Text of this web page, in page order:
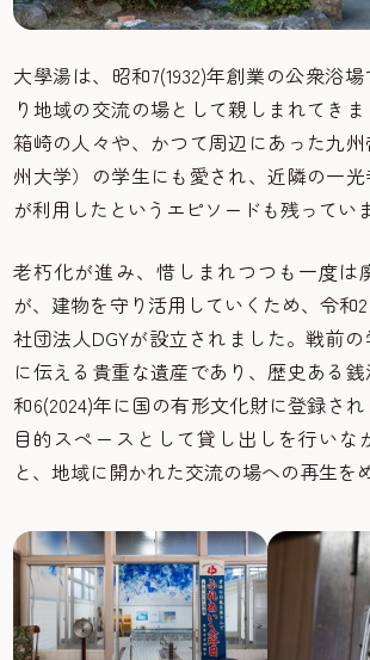
大學湯は、昭和7(1932)年創業の公衆浴
り地域の交流の場として親しまれてき
箱崎の人々や、かつて周辺にあった九
州大学）の学生にも愛され、近隣の一
が利用したというエピソードも残ってい
老朽化が進み、惜しまれつつも一度は
が、建物を守り活用していくため、令和
社団法人DGYが設立されました。戦前
に伝える貴重な遺産であり、歴史ある
和6(2024)年に国の有形文化財に登録さ
目的スペースとして貸し出しを行いな
と、地域に開かれた交流の場への再生を